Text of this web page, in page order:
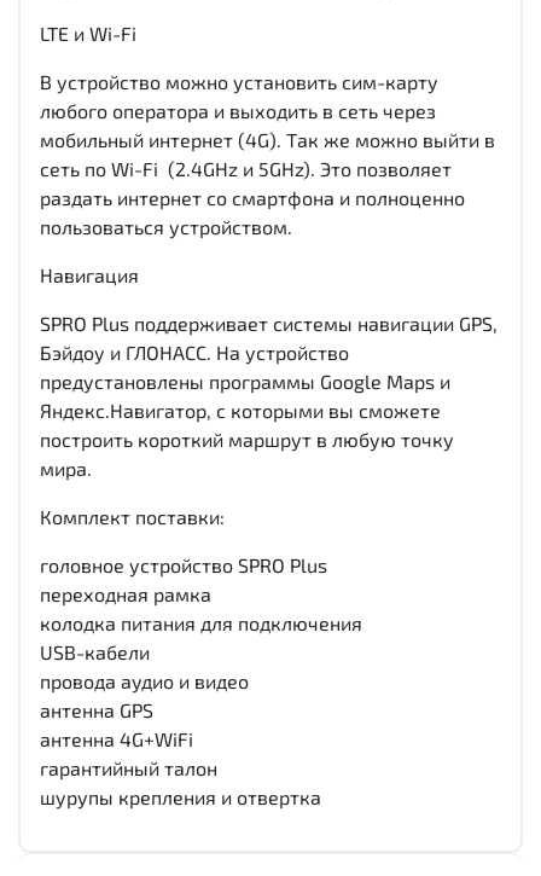
LTE и Wi-Fi
В устройство можно установить сим-карту
любого оператора и выходить в сеть через
мобильный интернет (4G). Так же можно выйти в
сеть по Wi-Fi (2.4GHz и 5GHz). Это позволяет
раздать интернет со смартфона и полноценно
пользоваться устройством.
Навигация
SPRO Plus поддерживает системы навигации GPS,
Бэйдоу и ГЛОНАСС. На устройство
предустановлены программы Google Maps и
Яндекс.Навигатор, с которыми вы сможете
построить короткий маршрут в любую точку
мира.
Комплект поставки:
головное устройство SPRO Plus
переходная рамка
колодка питания для подключения
USB-кабели
провода аудио и видео
антенна GPS
антенна 4G+WiFi
гарантийный талон
шурупы крепления и отвертка